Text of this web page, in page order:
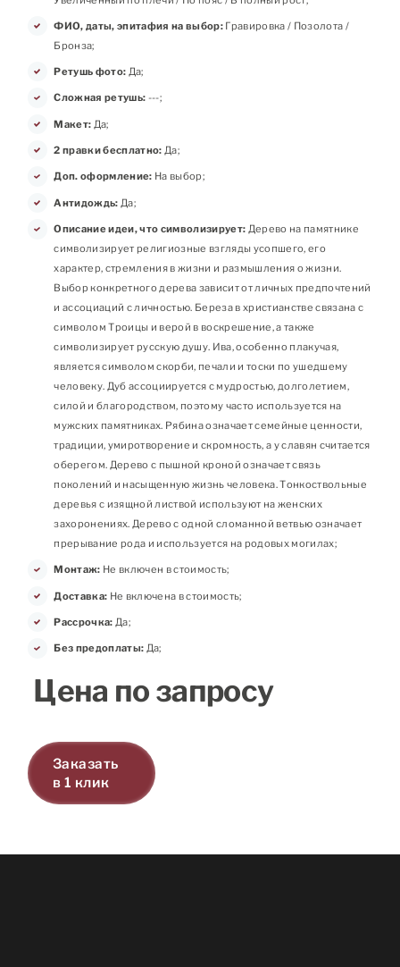
ФИО, даты, эпитафия на выбор:Гравировка / Позолота /
Бронза;
Ретушь фото: Да;
Сложная ретушь: ---;
Макет: Да;
2 правки бесплатно: Да;
Доп. оформление: На выбор;
Антидождь: Да;
Описание идеи, что символизирует: Дерево на памятнике
символизирует религиозные взгляды усопшего, его
характер, стремления в жизни и размышления о жизни.
Выбор конкретного дерева зависит от личных предпочтений
и ассоциаций с личностью. Береза в христианстве связана с
символом Троицы и верой в воскрешение, а также
символизирует русскую душу. Ива, особенно плакучая,
является символом скорби, печали и тоски по ушедшему
человеку. Дуб ассоциируется с мудростью, долголетием,
силой и благородством, поэтому часто используется на
мужских памятниках. Рябина означает семейные ценности,
традиции, умиротворение и скромность, а у славян считается
оберегом. Дерево с пышной кроной означает связь
поколений и насыщенную жизнь человека. Тонкоствольные
деревья с изящной листвой используют на женских
захоронениях. Дерево с одной сломанной ветвью означает
прерывание рода и используется на родовых могилах;
Монтаж: Не включен в стоимость;
Доставка: Не включена в стоимость;
Рассрочка: Да;
Без предоплаты: Да;
Цена по запросу
Заказать
в 1 клик